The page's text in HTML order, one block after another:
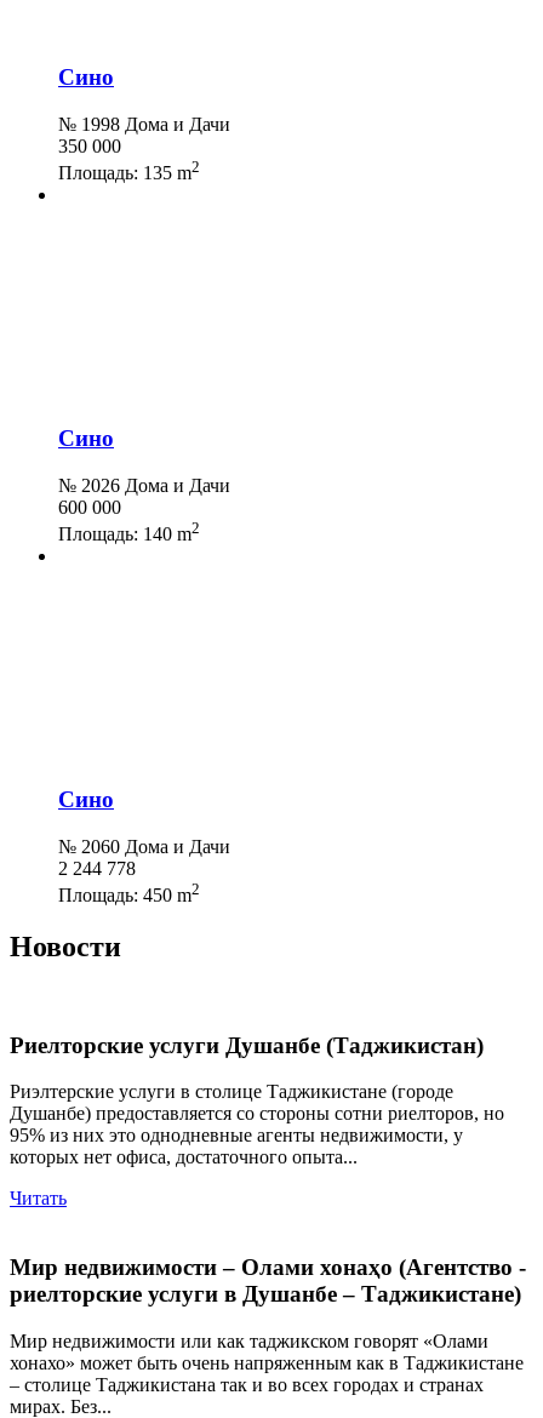
Сино
№ 1998 Дома и Дачи
350 000
Площадь: 135 m2
Сино
№ 2026 Дома и Дачи
600 000
Площадь: 140 m2
Сино
№ 2060 Дома и Дачи
2 244 778
Площадь: 450 m2
Новости
Риелторские услуги Душанбе (Таджикистан)
Риэлтерские услуги в столице Таджикистане (городе
Душанбе) предоставляется со стороны сотни риелторов, но
95% из них это однодневные агенты недвижимости, у
которых нет офиса, достаточного опыта...
Читать
Мир недвижимости – Олами хонаҳо (Агентство -
риелторские услуги в Душанбе – Таджикистане)
Мир недвижимости или как таджикском говорят «Олами
хонахо» может быть очень напряженным как в Таджикистане
– столице Таджикистана так и во всех городах и странах
мирах. Без...